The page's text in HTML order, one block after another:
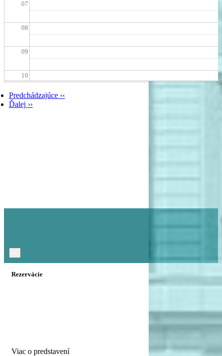
07
08
09
10
11
Pagination
Predchádzajúce ‹‹
Ďalej ››
Rezervácie
Viac o predstavení